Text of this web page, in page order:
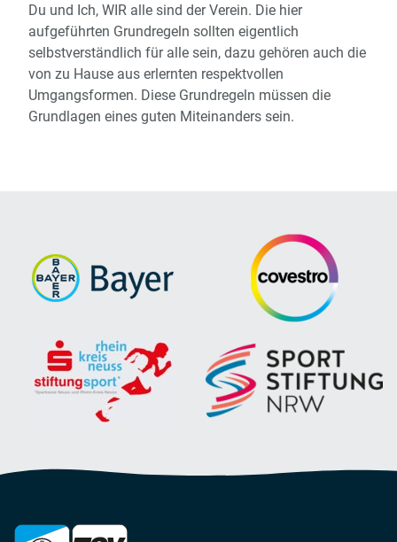
Du und Ich, WIR alle sind der Verein. Die hier
aufgeführten Grundregeln sollten eigentlich
selbstverständlich für alle sein, dazu gehören auch die
von zu Hause aus erlernten respektvollen
Umgangsformen. Diese Grundregeln müssen die
Grundlagen eines guten Miteinanders sein.